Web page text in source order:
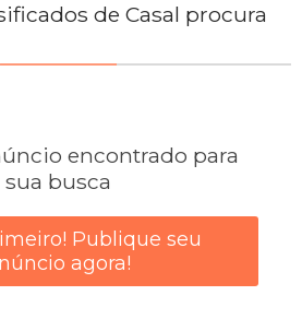
de Casal procura
encontrado para
sua busca
Publique seu
agora!